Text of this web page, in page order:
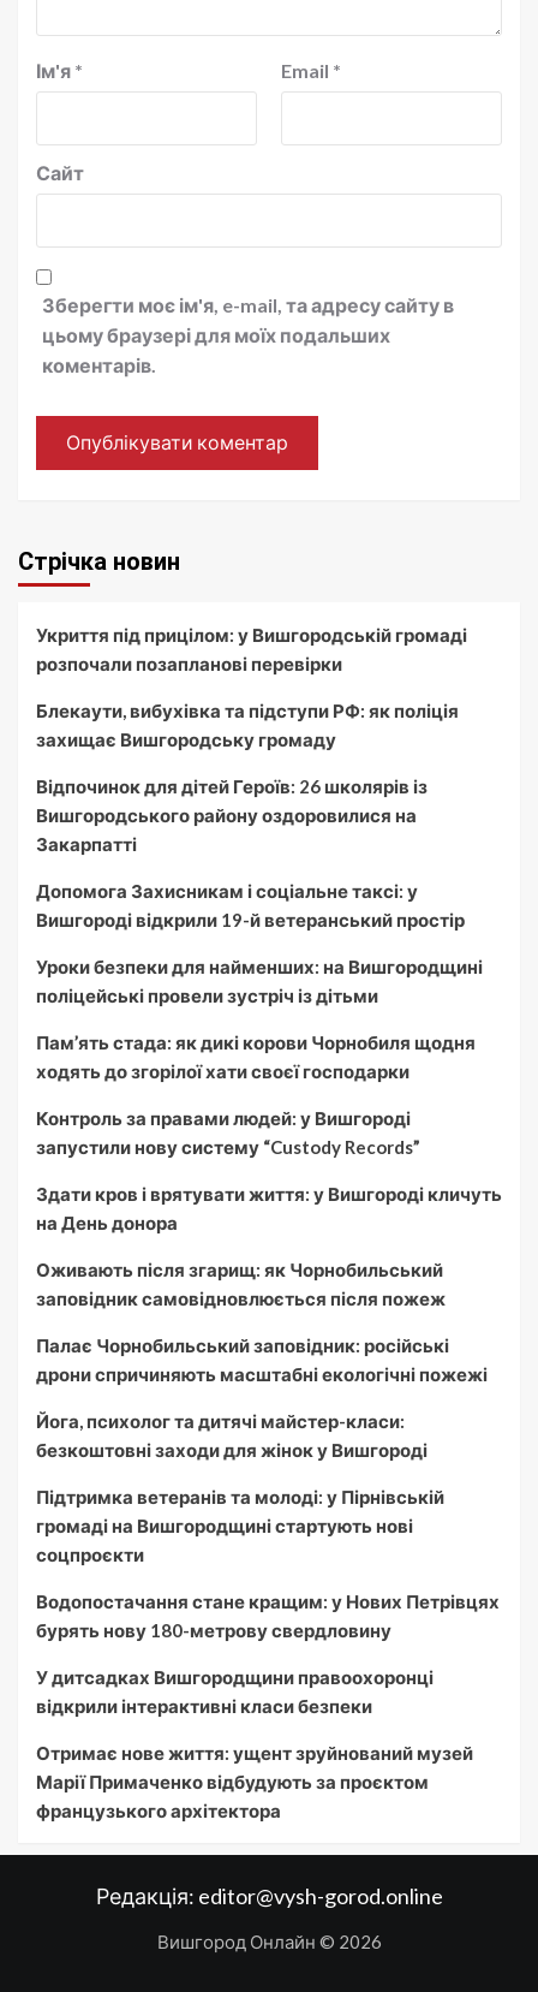
Ім'я * Email *
Сайт
Зберегти моє ім'я, e-mail, та адресу сайту в
цьому браузері для моїх подальших
коментарів.
Стрічка новин
Укриття під прицілом: у Вишгородській громаді
розпочали позапланові перевірки
Блекаути, вибухівка та підступи РФ: як поліція
захищає Вишгородську громаду
Відпочинок для дітей Героїв: 26 школярів із
Вишгородського району оздоровилися на
Закарпатті
Допомога Захисникам і соціальне таксі: у
Вишгороді відкрили 19-й ветеранський простір
Уроки безпеки для найменших: на Вишгородщині
поліцейські провели зустріч із дітьми
Пам’ять стада: як дикі корови Чорнобиля щодня
ходять до згорілої хати своєї господарки
Контроль за правами людей: у Вишгороді
запустили нову систему “Custody Records”
Здати кров і врятувати життя: у Вишгороді кличуть
на День донора
Оживають після згарищ: як Чорнобильський
заповідник самовідновлюється після пожеж
Палає Чорнобильський заповідник: російські
дрони спричиняють масштабні екологічні пожежі
Йога, психолог та дитячі майстер-класи:
безкоштовні заходи для жінок у Вишгороді
Підтримка ветеранів та молоді: у Пірнівській
громаді на Вишгородщині стартують нові
соцпроєкти
Водопостачання стане кращим: у Нових Петрівцях
бурять нову 180-метрову свердловину
У дитсадках Вишгородщини правоохоронці
відкрили інтерактивні класи безпеки
Отримає нове життя: ущент зруйнований музей
Марії Примаченко відбудують за проєктом
французького архітектора
Редакція: editor@vysh-gorod.online
Вишгород Онлайн © 2026